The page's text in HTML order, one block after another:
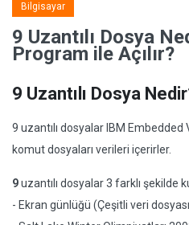
Bilgisayar
9 Uzantılı Dosya
Program ile Açılır?
9 Uzantılı Dosya
9 uzantılı dosyalar IBM Embedded
komut dosyaları verileri içerirler.
9uzantılı dosyalar 3 farklı şekilde
- Ekran günlüğü (Çeşitli veri